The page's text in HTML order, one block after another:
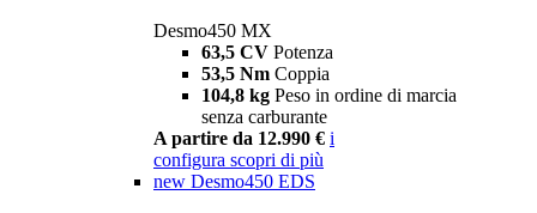
Desmo450 MX
63,5 CV Potenza
53,5 Nm Coppia
104,8 kg Peso in ordine di marcia
senza carburante
A partire da 12.990 € i
configura scopri di più
new Desmo450 EDS